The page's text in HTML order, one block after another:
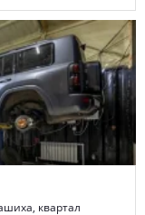
квартал